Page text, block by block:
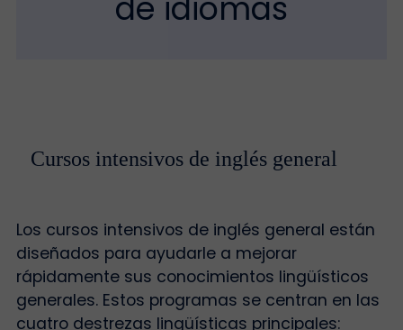
Cursos intensivos de inglés general
Los cursos intensivos de inglés general están
diseñados para ayudarle a mejorar
rápidamente sus conocimientos lingüísticos
generales. Estos programas se centran en las
cuatro destrezas lingüísticas principales: